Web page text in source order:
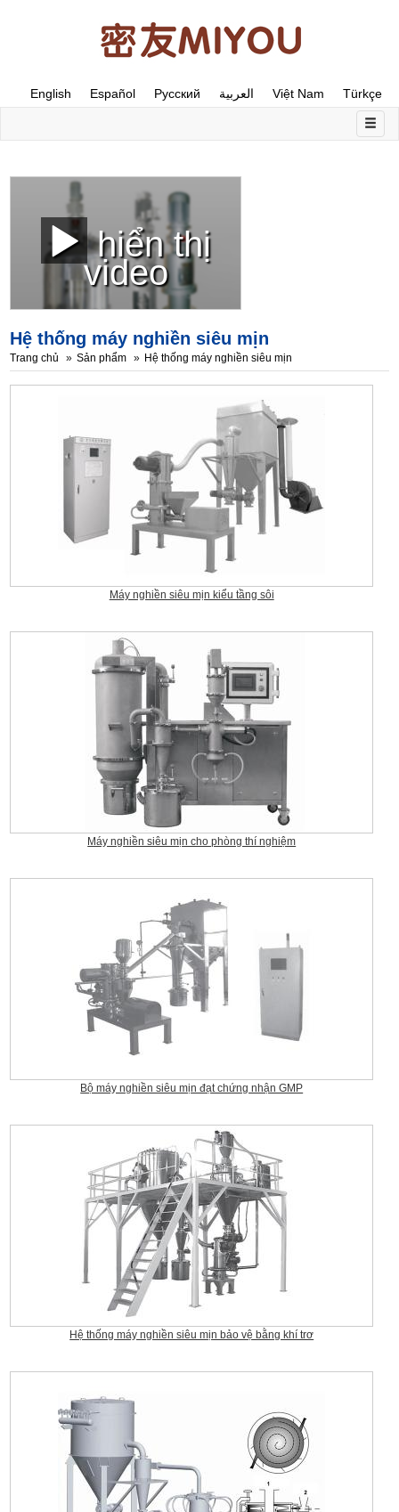
English Español Русский العربية Việt Nam Türkçe
hiển thị
video
Hệ thống máy nghiền siêu mịn
Trang chủ Sản phẩm Hệ thống máy nghiền siêu mịn
Máy nghiền siêu mịn kiểu tầng sôi
Máy nghiền siêu mịn cho phòng thí nghiệm
Bộ máy nghiền siêu mịn đạt chứng nhận GMP
Hệ thống máy nghiền siêu mịn bảo vệ bằng khí trơ